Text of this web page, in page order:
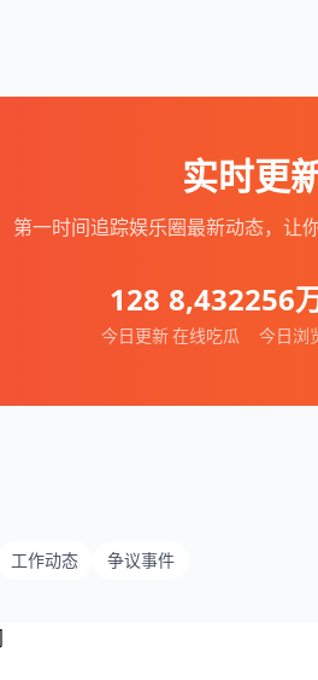
实时更
第一时间追踪娱乐圈最新动态，让
128
今日更新
8,432
在线吃瓜
256
今日浏
工作动态 争议事件